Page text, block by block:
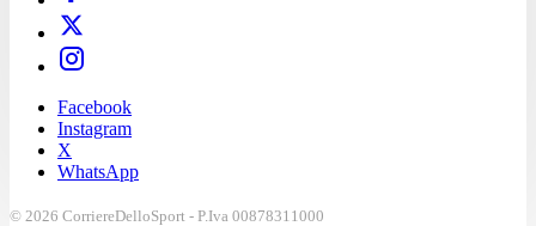
Facebook
Instagram
X
WhatsApp
© 2026 CorriereDelloSport - P.Iva 00878311000